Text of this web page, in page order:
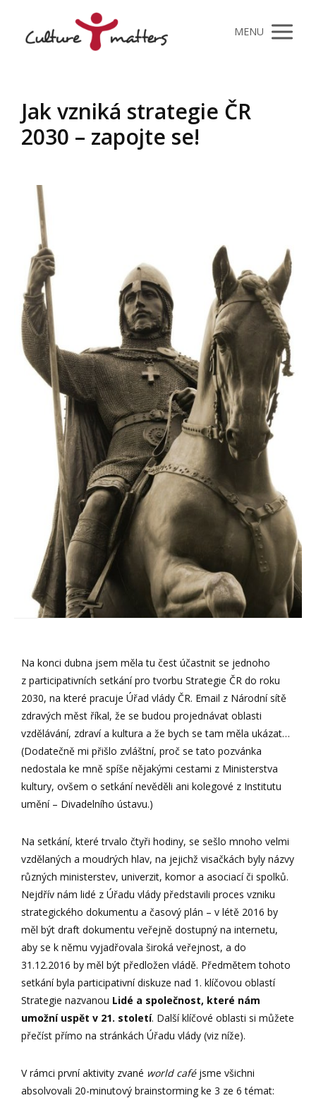
MENU
Jak vzniká strategie ČR
2030 – zapojte se!
Na konci dubna jsem měla tu čest účastnit se jednoho
z participativních setkání pro tvorbu Strategie ČR do roku
2030, na které pracuje Úřad vlády ČR. Email z Národní sítě
zdravých měst říkal, že se budou projednávat oblasti
vzdělávání, zdraví a kultura a že bych se tam měla ukázat…
(Dodatečně mi přišlo zvláštní, proč se tato pozvánka
nedostala ke mně spíše nějakými cestami z Ministerstva
kultury, ovšem o setkání nevěděli ani kolegové z Institutu
umění – Divadelního ústavu.)
Na setkání, které trvalo čtyři hodiny, se sešlo mnoho velmi
vzdělaných a moudrých hlav, na jejichž visačkách byly názvy
různých ministerstev, univerzit, komor a asociací či spolků.
Nejdřív nám lidé z Úřadu vlády představili proces vzniku
strategického dokumentu a časový plán – v létě 2016 by
měl být draft dokumentu veřejně dostupný na internetu,
aby se k němu vyjadřovala široká veřejnost, a do
31.12.2016 by měl být předložen vládě. Předmětem tohoto
setkání byla participativní diskuze nad 1. klíčovou oblastí
Strategie nazvanou Lidé a společnost, které nám
umožní uspět v 21. století. Další klíčové oblasti si můžete
přečíst přímo na stránkách Úřadu vlády (viz níže).
V rámci první aktivity zvané world caféjsme všichni
absolvovali 20-minutový brainstorming ke 3 ze 6 témat: